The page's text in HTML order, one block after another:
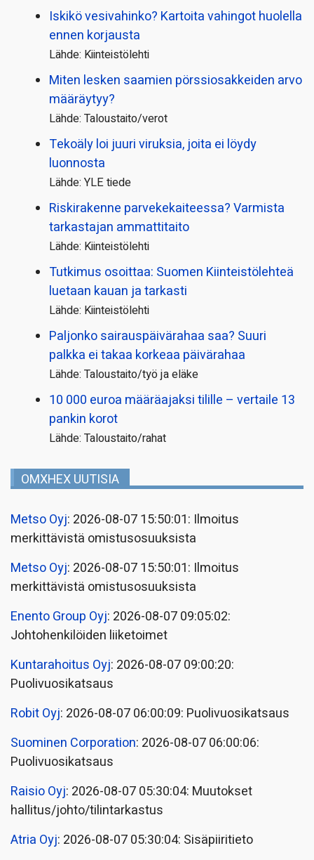
Iskikö vesivahinko? Kartoita vahingot huolella
ennen korjausta
Lähde: Kiinteistölehti
Miten lesken saamien pörssi­osakkeiden arvo
määräytyy?
Lähde: Taloustaito/verot
Tekoäly loi juuri viruksia, joita ei löydy
luonnosta
Lähde: YLE tiede
Riskirakenne parvekekaiteessa? Varmista
tarkastajan ammattitaito
Lähde: Kiinteistölehti
Tutkimus osoittaa: Suomen Kiinteistölehteä
luetaan kauan ja tarkasti
Lähde: Kiinteistölehti
Paljonko sairauspäivä­rahaa saa? Suuri
palkka ei takaa korkeaa päivärahaa
Lähde: Taloustaito/työ ja eläke
10 000 euroa määräajaksi tilille – vertaile 13
pankin korot
Lähde: Taloustaito/rahat
OMXHEX UUTISIA
Metso Oyj: 2026-08-07 15:50:01: Ilmoitus
merkittävistä omistusosuuksista
Metso Oyj: 2026-08-07 15:50:01: Ilmoitus
merkittävistä omistusosuuksista
Enento Group Oyj: 2026-08-07 09:05:02:
Johtohenkilöiden liiketoimet
Kuntarahoitus Oyj: 2026-08-07 09:00:20:
Puolivuosikatsaus
Robit Oyj: 2026-08-07 06:00:09: Puolivuosikatsaus
Suominen Corporation: 2026-08-07 06:00:06:
Puolivuosikatsaus
Raisio Oyj: 2026-08-07 05:30:04: Muutokset
hallitus/johto/tilintarkastus
Atria Oyj: 2026-08-07 05:30:04: Sisäpiiritieto